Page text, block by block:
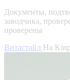
Документы,
заводчика,
проверены
Витастайл На